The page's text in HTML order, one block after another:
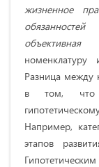
жизненное
обязанностей
объективная
номенклатуру
Разница между
в том, что
Например,
этапов